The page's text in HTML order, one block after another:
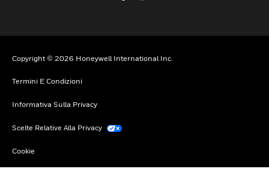
Copyright © 2026 Honeywell International Inc.
Termini E Condizioni
Informativa Sulla Privacy
Scelte Relative Alla Privacy
Cookie